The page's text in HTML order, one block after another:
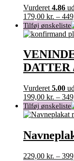
Vurderet 4.86
179,00 kr. –
DATTER
Vurderet 5.00
199,00 kr. –
229,00 kr. –